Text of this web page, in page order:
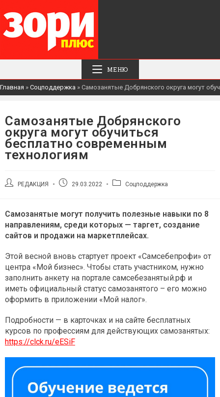
МЕНЮ
Главная » Соцподдержка » Самозанятые Добрянского округа могут
Самозанятые Добрянского
округа могут обучиться
бесплатно современным
технологиям
АвторРЕДАКЦИЯ
Запись29.03.2022
РубрикаСоцподдержка
Самозанятые могут получить полезные навыки по 8
направлениям, среди которых — таргет, создание
сайтов и продажи на маркетплейсах.
Этой весной вновь стартует проект «Самсебепрофи» от
центра «Мой бизнес». Чтобы стать участником, нужно
заполнить анкету на портале самсебезанятый.рф и
иметь официальный статус самозанятого – его можно
оформить в приложении «Мой налог».
Подробности — в карточках и на сайте бесплатных
курсов по профессиям для действующих самозанятых:
https://clck.ru/eESiF